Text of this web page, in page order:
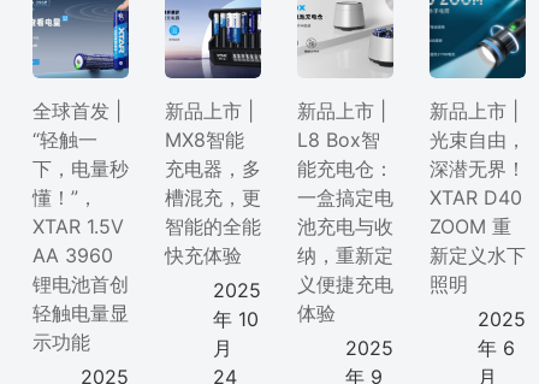
全球首发 |
“轻触一
下，电量秒
懂！”，
XTAR 1.5V
AA 3960
锂电池首创
轻触电量显
示功能
2025
新品上市 |
MX8智能
充电器，多
槽混充，更
智能的全能
快充体验
2025
年 10
月
24
新品上市 |
L8 Box智
能充电仓：
一盒搞定电
池充电与收
纳，重新定
义便捷充电
体验
2025
年 9
新品上市 |
光束自由，
深潜无界！
XTAR D40
ZOOM 重
新定义水下
照明
2025
年 6
月